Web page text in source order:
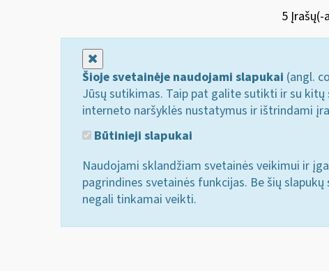
5 Įrašų(-
Šioje svetainėje naudojami slapukai (angl.
Jūsų sutikimas. Taip pat galite sutikti ir su
interneto naršyklės nustatymus ir ištrindami
Būtinieji slapukai
Naudojami sklandžiam svetainės veikimui ir
pagrindines svetainės funkcijas. Be šių slapukų
negali tinkamai veikti.